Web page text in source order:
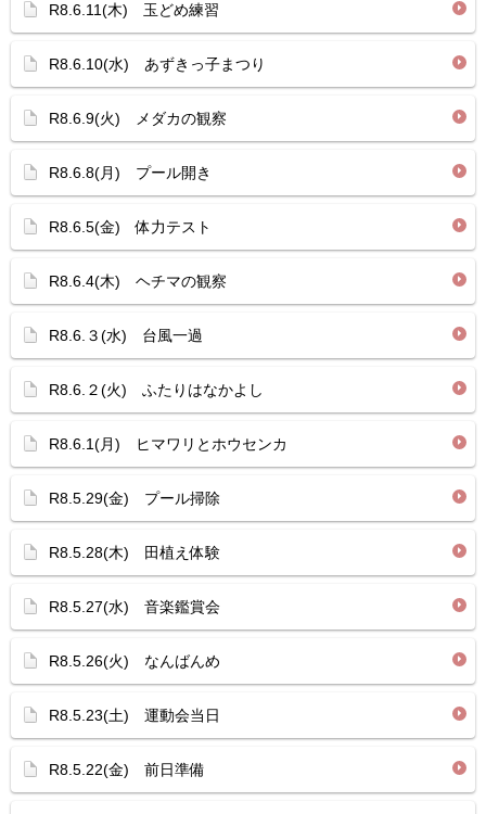
R8.6.11(木) 玉どめ練習
R8.6.10(水) あずきっ子まつり
R8.6.9(火) メダカの観察
R8.6.8(月) プール開き
R8.6.5(金) 体力テスト
R8.6.4(木) ヘチマの観察
R8.6.３(水) 台風一過
R8.6.２(火) ふたりはなかよし
R8.6.1(月) ヒマワリとホウセンカ
R8.5.29(金) プール掃除
R8.5.28(木) 田植え体験
R8.5.27(水) 音楽鑑賞会
R8.5.26(火) なんばんめ
R8.5.23(土) 運動会当日
R8.5.22(金) 前日準備